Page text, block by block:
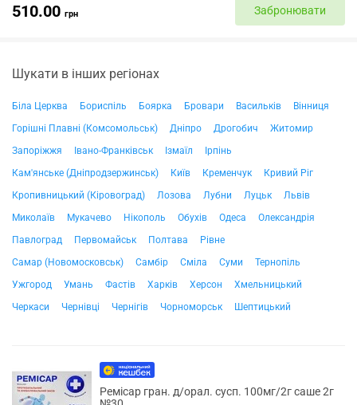
510.00 грн Забронювати
Шукати в інших регіонах
Біла Церква Бориспіль Боярка Бровари Васильків
Вінниця
Горішні Плавні (Комсомольськ)
Дніпро Дрогобич
Житомир
Запоріжжя
Івано-Франківськ Ізмаїл
Ірпінь
Кам'янське (Дніпродзержинськ)
Київ Кременчук
Кривий Ріг
Кропивницький (Кіровоград)
Лозова Лубни Луцьк
Львів
Миколаїв
Мукачево Нікополь Обухів Одеса
Олександрія
Павлоград
Первомайськ Полтава
Рівне
Самар (Новомосковськ)
Самбір Сміла Суми
Тернопіль
Ужгород
Умань Фастів Харків Херсон
Хмельницький
Черкаси
Чернівці Чернігів Чорноморськ Шептицький
Ремісар гран. д/орал. сусп. 100мг/2г саше 2г